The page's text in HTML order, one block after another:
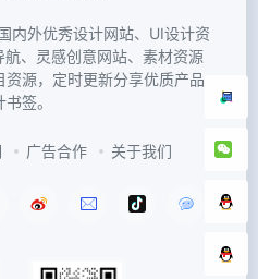
内外优秀设计网站、UI设计资
、灵感创意网站、素材资源
源，定时更新分享优质产品
签。
广告合作 关于我们